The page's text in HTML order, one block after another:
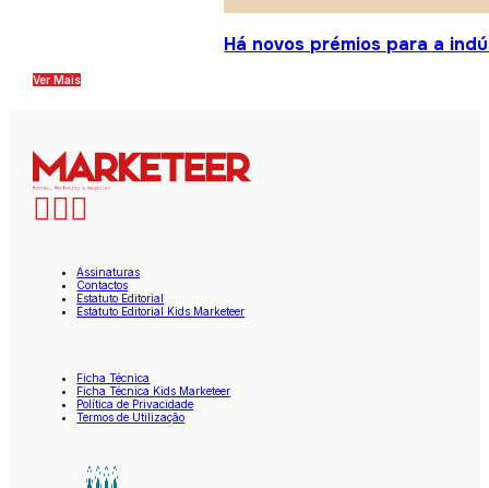
Há novos prémios para a
Ver Mais
Assinaturas
Contactos
Estatuto Editorial
Estatuto Editorial Kids Marketeer
Ficha Técnica
Ficha Técnica Kids Marketeer
Política de Privacidade
Termos de Utilização